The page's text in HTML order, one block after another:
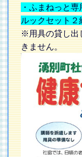
・ふまねっと
ルックセット
※用具の貸し出
きません。